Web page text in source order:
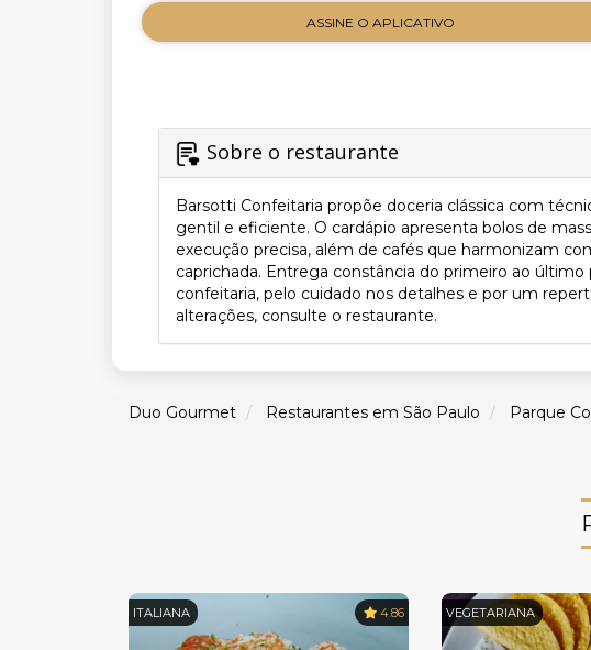
ASSINE O APLICATIVO
Sobre o restaurante
Barsotti Confeitaria propõe doceria clássica com
gentil e eficiente. O cardápio apresenta bolos de
execução precisa, além de cafés que harmonizam
caprichada. Entrega constância do primeiro ao
confeitaria, pelo cuidado nos detalhes e por um
alterações, consulte o restaurante.
Duo Gourmet Restaurantes em São Paulo Parque
ITALIANA 4.86 VEGETARIANA